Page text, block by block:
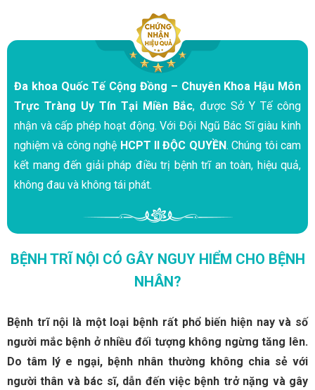
Đa khoa Quốc Tế Cộng Đồng – Chuyên Khoa Hậu Môn
Trực Tràng Uy Tín Tại Miền Bắc, được Sở Y Tế công
nhận và cấp phép hoạt động. Với Đội Ngũ Bác Sĩ giàu kinh
nghiệm và công nghệ HCPT II ĐỘC QUYỀN. Chúng tôi cam
kết mang đến giải pháp điều trị bệnh trĩ an toàn, hiệu quả,
không đau và không tái phát.
BỆNH TRĨ NỘI CÓ GÂY NGUY HIỂM CHO BỆNH
NHÂN?
Bệnh trĩ nội là một loại bệnh rất phổ biến hiện nay và số
người mắc bệnh ở nhiều đối tượng không ngừng tăng lên.
Do tâm lý e ngại, bệnh nhân thường không chia sẻ với
người thân và bác sĩ, dẫn đến việc bệnh trở nặng và gây